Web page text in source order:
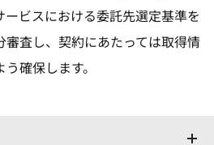
ビスにおける委託先選定基準を
査し、契約にあたっては取得情
確保します。